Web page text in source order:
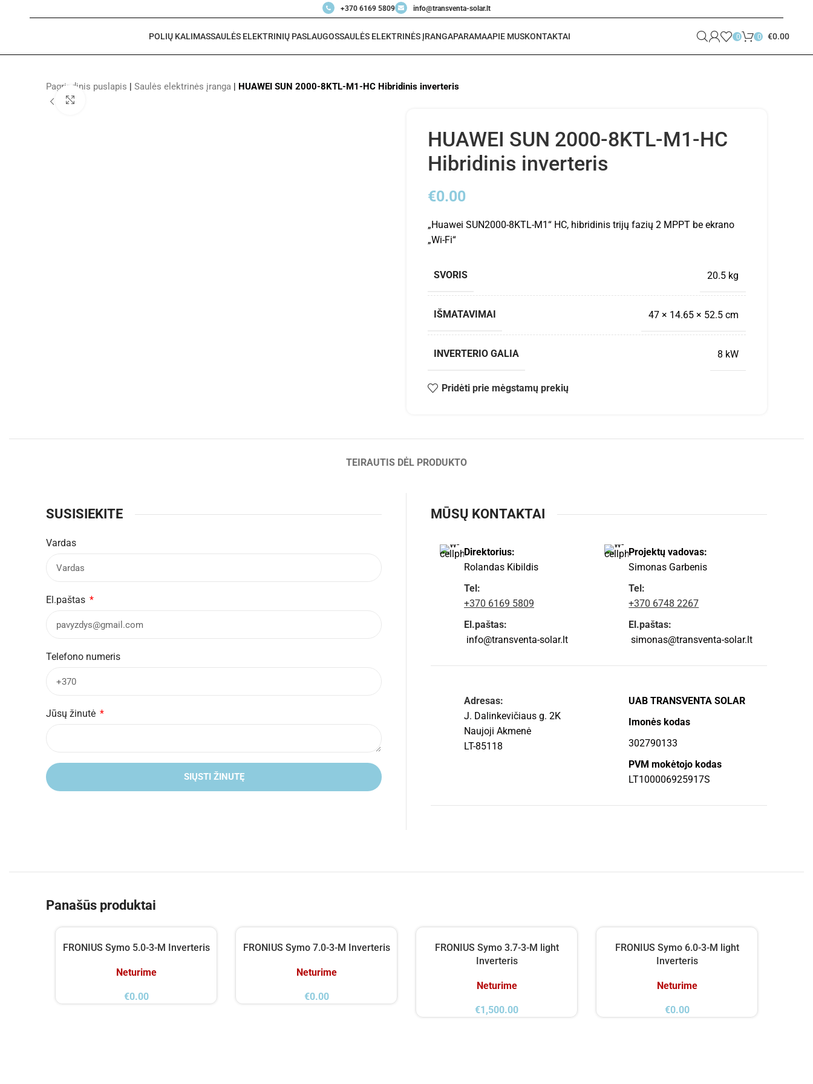
+370 6169 5809 info@transventa-solar.lt
POLIŲ KALIMASSAULĖS ELEKTRINIŲ PASLAUGOSSAULĖS ELEKTRINĖS ĮRANGAPARAMAAPIE MUSKONTAKTAI 0 0 €0.00
Pagrindinis puslapis | Saulės elektrinės įranga | HUAWEI SUN 2000-8KTL-M1-HC Hibridinis inverteris
HUAWEI SUN 2000-8KTL-M1-HC
Hibridinis inverteris
€0.00
„Huawei SUN2000-8KTL-M1“ HC, hibridinis trijų fazių 2 MPPT be ekrano
„Wi-Fi“
SVORIS 20.5 kg
IŠMATAVIMAI 47 × 14.65 × 52.5 cm
INVERTERIO GALIA 8 kW
Pridėti prie mėgstamų prekių
TEIRAUTIS DĖL PRODUKTO
SUSISIEKITE
Vardas
El.paštas
Telefono numeris
Jūsų žinutė
SIŲSTI ŽINUTĘ
MŪSŲ KONTAKTAI
Direktorius:
Rolandas Kibildis
Tel:
+370 6169 5809
El.paštas:
info@transventa-solar.lt
Projektų vadovas:
Simonas Garbenis
Tel:
+370 6748 2267
El.paštas:
simonas@transventa-solar.lt
Adresas:
J. Dalinkevičiaus g. 2K
Naujoji Akmenė
LT-85118
UAB TRANSVENTA SOLAR
Imonės kodas
302790133
PVM mokėtojo kodas
LT100006925917S
Panašūs produktai
FRONIUS Symo 5.0-3-M Inverteris
Neturime
€0.00
FRONIUS Symo 7.0-3-M Inverteris
Neturime
€0.00
FRONIUS Symo 3.7-3-M light
Inverteris
Neturime
€1,500.00
FRONIUS Symo 6.0-3-M light
Inverteris
Neturime
€0.00